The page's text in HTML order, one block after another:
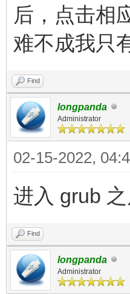
后，点击相
难不成我只
Find
longpanda
Administrator
02-15-2022,
进入 grub
Find
longpanda
Administrator